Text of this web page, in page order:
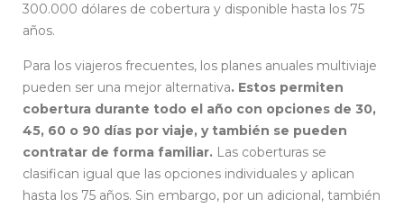
300.000 dólares de cobertura y disponible hasta los 75
años.
Para los viajeros frecuentes, los planes anuales multiviaje
pueden ser una mejor alternativa. Estos permiten
cobertura durante todo el año con opciones de 30,
45, 60 o 90 días por viaje, y también se pueden
contratar de forma familiar. Las coberturas se
clasifican igual que las opciones individuales y aplican
hasta los 75 años. Sin embargo, por un adicional, también